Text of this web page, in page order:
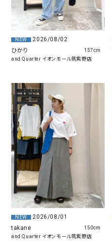
NEW
2026/08/02
ひかり
and Quarter イオンモール筑紫野店
157cm
NEW
2026/08/01
takane
and Quarter イオンモール筑紫野店
150cm